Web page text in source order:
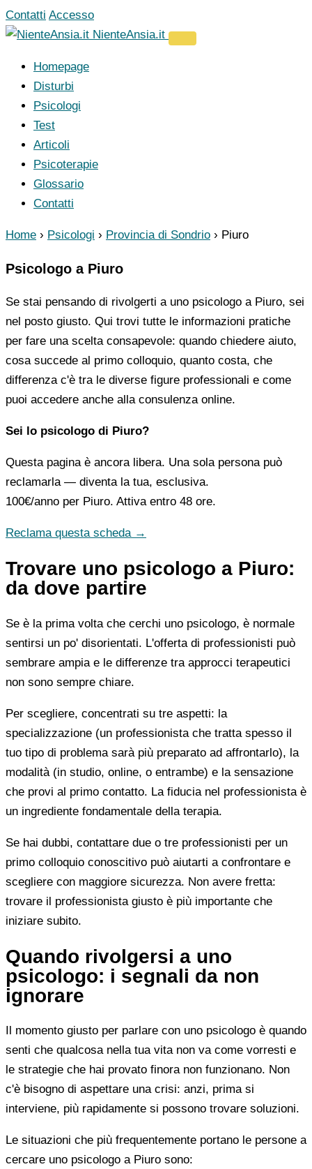
Vai
al
Contatti Accesso
NienteAnsia.it
Homepage
Disturbi
Psicologi
Test
Articoli
Psicoterapie
Glossario
Contatti
Home › Psicologi › Provincia di Sondrio › Piuro
Psicologo a Piuro
Se stai pensando di rivolgerti a uno psicologo a Piuro, sei
nel posto giusto. Qui trovi tutte le informazioni pratiche
per fare una scelta consapevole: quando chiedere aiuto,
cosa succede al primo colloquio, quanto costa, che
differenza c'è tra le diverse figure professionali e come
puoi accedere anche alla consulenza online.
Sei lo psicologo di Piuro?
Questa pagina è ancora libera. Una sola persona può
reclamarla — diventa la tua, esclusiva.
100€/anno per Piuro. Attiva entro 48 ore.
Reclama questa scheda →
Trovare uno psicologo a Piuro:
da dove partire
Se è la prima volta che cerchi uno psicologo, è normale
sentirsi un po' disorientati. L'offerta di professionisti può
sembrare ampia e le differenze tra approcci terapeutici
non sono sempre chiare.
Per scegliere, concentrati su tre aspetti: la
specializzazione (un professionista che tratta spesso il
tuo tipo di problema sarà più preparato ad affrontarlo), la
modalità (in studio, online, o entrambe) e la sensazione
che provi al primo contatto. La fiducia nel professionista è
un ingrediente fondamentale della terapia.
Se hai dubbi, contattare due o tre professionisti per un
primo colloquio conoscitivo può aiutarti a confrontare e
scegliere con maggiore sicurezza. Non avere fretta:
trovare il professionista giusto è più importante che
iniziare subito.
Quando rivolgersi a uno
psicologo: i segnali da non
ignorare
Il momento giusto per parlare con uno psicologo è quando
senti che qualcosa nella tua vita non va come vorresti e
le strategie che hai provato finora non funzionano. Non
c'è bisogno di aspettare una crisi: anzi, prima si
interviene, più rapidamente si possono trovare soluzioni.
Le situazioni che più frequentemente portano le persone a
cercare uno psicologo a Piuro sono: